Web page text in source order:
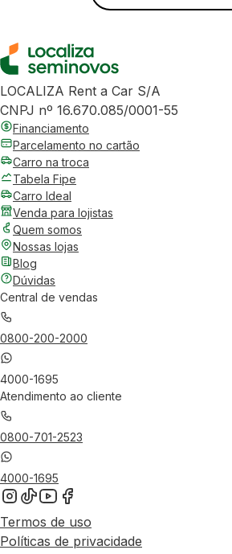
LOCALIZA Rent a Car S/A
CNPJ nº 16.670.085/0001-55
Financiamento
Parcelamento no cartão
Carro na troca
Tabela Fipe
Carro Ideal
Venda para lojistas
Quem somos
Nossas lojas
Blog
Dúvidas
Central de vendas
0800-200-2000
4000-1695
Atendimento ao cliente
0800-701-2523
4000-1695
Termos de uso
Políticas de privacidade